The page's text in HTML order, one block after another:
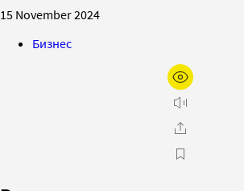
15 November 2024
Бизнес